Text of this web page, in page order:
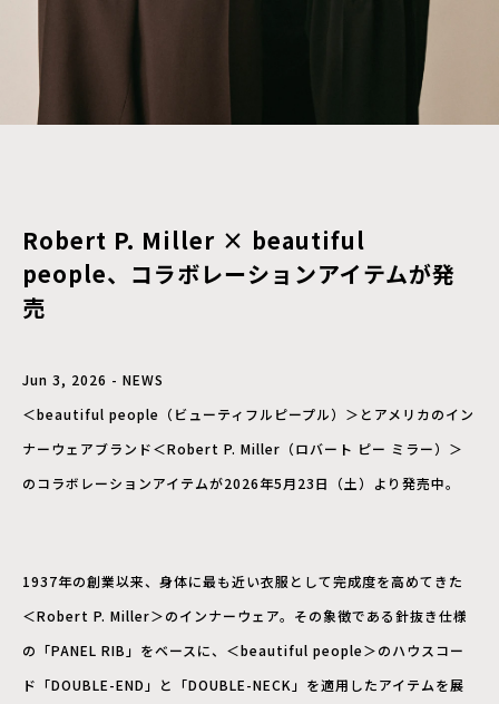
Robert P. Miller × beautiful
people、コラボレーションアイテムが発
売
Jun 3, 2026 - NEWS
＜beautiful people（ビューティフルピープル）＞とアメリカのイン
ナーウェアブランド＜Robert P. Miller（ロバート ピー ミラー）＞
のコラボレーションアイテムが2026年5月23日（土）より発売中。
1937年の創業以来、身体に最も近い衣服として完成度を高めてきた
＜Robert P. Miller＞のインナーウェア。その象徴である針抜き仕様
の「PANEL RIB」をベースに、＜beautiful people＞のハウスコー
ド「DOUBLE-END」と「DOUBLE-NECK」を適用したアイテムを展